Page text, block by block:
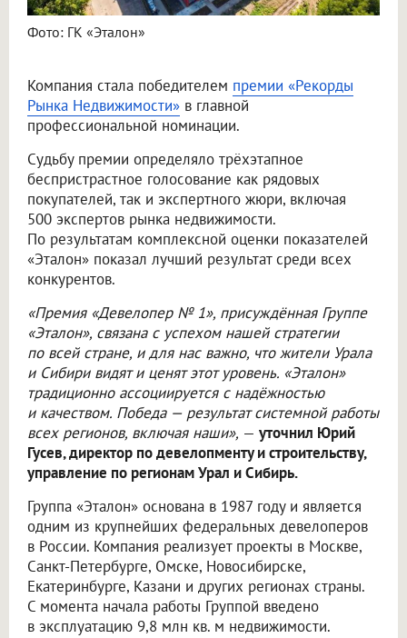
Фото: ГК «Эталон»
Компания стала победителем премии «Рекорды
Рынка Недвижимости» в главной
профессиональной номинации.
Судьбу премии определяло трёхэтапное
беспристрастное голосование как рядовых
покупателей, так и экспертного жюри, включая
500 экспертов рынка недвижимости.
По результатам комплексной оценки показателей
«Эталон» показал лучший результат среди всех
конкурентов.
«Премия «Девелопер № 1», присуждённая Группе
«Эталон», связана с успехом нашей стратегии
по всей стране, и для нас важно, что жители Урала
и Сибири видят и ценят этот уровень. «Эталон»
традиционно ассоциируется с надёжностью
и качеством. Победа — результат системной работы
всех регионов, включая наши», — уточнил Юрий
Гусев, директор по девелопменту и строительству,
управление по регионам Урал и Сибирь.
Группа «Эталон» основана в 1987 году и является
одним из крупнейших федеральных девелоперов
в России. Компания реализует проекты в Москве,
Санкт-Петербурге, Омске, Новосибирске,
Екатеринбурге, Казани и других регионах страны.
С момента начала работы Группой введено
в эксплуатацию 9,8 млн кв. м недвижимости.